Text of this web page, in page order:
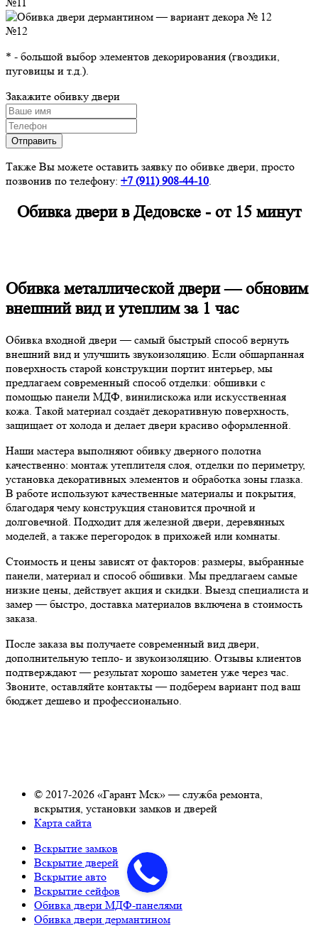
№11
№12
* - большой выбор элементов декорирования (гвоздики,
пуговицы и т.д.).
Закажите обивку двери
Также Вы можете оставить заявку по обивке двери, просто
позвонив по телефону: +7 (911)908-44-10.
Обивка двери в Дедовске - от 15 минут
Обивка металлической двери — обновим
внешний вид и утеплим за 1 час
Обивка входной двери — самый быстрый способ вернуть
внешний вид и улучшить звукоизоляцию. Если обшарпанная
поверхность старой конструкции портит интерьер, мы
предлагаем современный способ отделки: обшивки с
помощью панели МДФ, винилискожа или искусственная
кожа. Такой материал создаёт декоративную поверхность,
защищает от холода и делает двери красиво оформленной.
Наши мастера выполняют обивку дверного полотна
качественно: монтаж утеплителя слоя, отделки по периметру,
установка декоративных элементов и обработка зоны глазка.
В работе используют качественные материалы и покрытия,
благодаря чему конструкция становится прочной и
долговечной. Подходит для железной двери, деревянных
моделей, а также перегородок в прихожей или комнаты.
Стоимость и цены зависят от факторов: размеры, выбранные
панели, материал и способ обшивки. Мы предлагаем самые
низкие цены, действует акция и скидки. Выезд специалиста и
замер — быстро, доставка материалов включена в стоимость
заказа.
После заказа вы получаете современный вид двери,
дополнительную тепло- и звукоизоляцию. Отзывы клиентов
подтверждают — результат хорошо заметен уже через час.
Звоните, оставляйте контакты — подберем вариант под ваш
бюджет дешево и профессионально.
© 2017-2026 «Гарант Мск» — служба ремонта,
вскрытия, установки замков и дверей
Карта сайта
Вскрытие замков
Вскрытие дверей
Вскрытие авто
Вскрытие сейфов
Обивка двери МДФ-панелями
Обивка двери дермантином